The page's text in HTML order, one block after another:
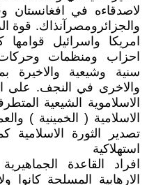
لاصدقاءه في
والجزائرومصرآنذاك. قوة
امريكا واسرائيل
احزاب ومنظمات
سنية وشيعية والاخيرة
والاخرى في النجف. على
الاسلاموية الشيعية
الاسلامية ( الخمينية )
تصدير الثورة
استهلاكية
افراد القاعدة
الارهابية المسلحة